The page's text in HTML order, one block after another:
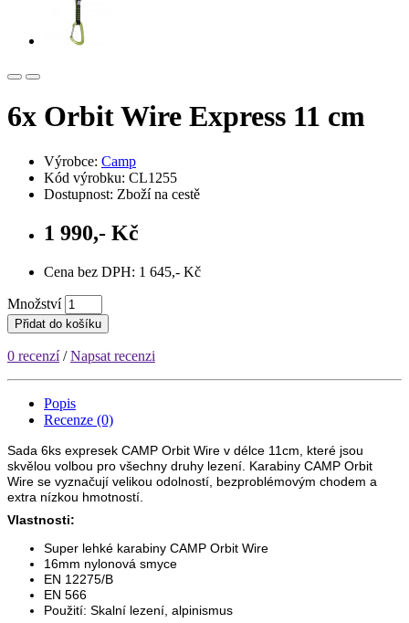
6x Orbit Wire Express 11 cm
Výrobce: Camp
Kód výrobku: CL1255
Dostupnost: Zboží na cestě
1 990,- Kč
Cena bez DPH: 1 645,- Kč
Množství
Přidat do košíku
0 recenzí/Napsat recenzi
Popis
Recenze (0)
Sada 6ks expresek CAMP Orbit Wire v délce 11cm, které jsou
skvělou volbou pro všechny druhy lezení. Karabiny CAMP Orbit
Wire se vyznačují velikou odolností, bezproblémovým chodem a
extra nízkou hmotností.
Vlastnosti:
Super lehké karabiny CAMP Orbit Wire
16mm nylonová smyce
EN 12275/B
EN 566
Použití: Skalní lezení, alpinismus